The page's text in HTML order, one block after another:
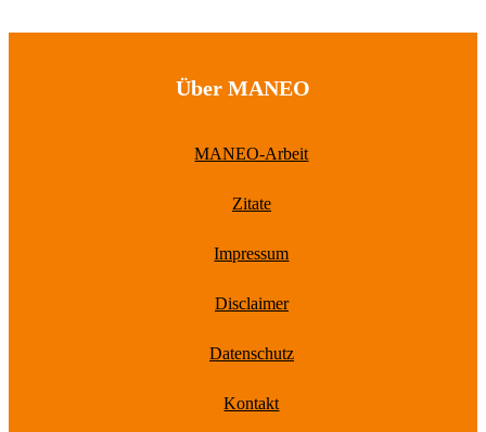
Über MANEO
MANEO-Arbeit
Zitate
Impressum
Disclaimer
Datenschutz
Kontakt